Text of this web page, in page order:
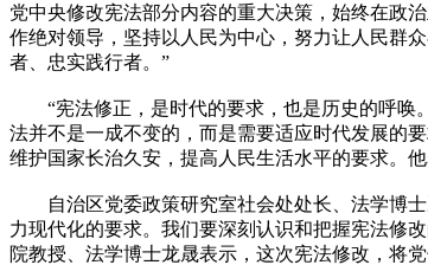
党中央修改宪法部分内容的重大决策，始终在政
作绝对领导，坚持以人民为中心，努力让人民群
者、忠实践行者。”
“宪法修正，是时代的要求，也是历史的呼唤。
法并不是一成不变的，而是需要适应时代发展的
维护国家长治久安，提高人民生活水平的要求。
自治区党委政策研究室社会处处长、法学博士
力现代化的要求。我们要深刻认识和把握宪法修
院教授、法学博士龙晟表示，这次宪法修改，将